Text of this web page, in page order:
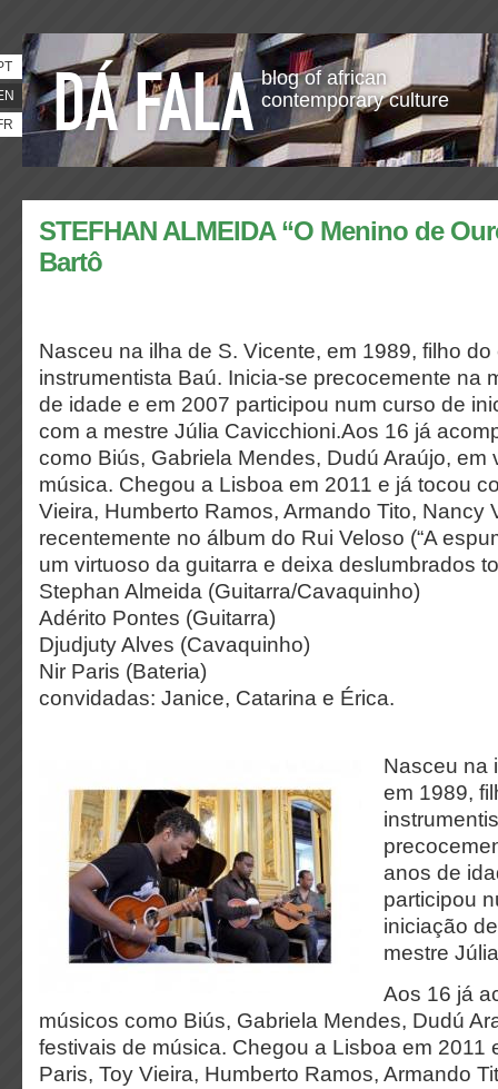
blog of african
contemporary culture
STEFHAN ALMEIDA “O Menino de
Bartô
Nasceu na ilha de S. Vicente, em 1989, filho do
instrumentista Baú. Inicia-se precocemente na
de idade e em 2007 participou num curso de
com a mestre Júlia Cavicchioni.Aos 16 já
como Biús, Gabriela Mendes, Dudú Araújo, em
música. Chegou a Lisboa em 2011 e já tocou
Vieira, Humberto Ramos, Armando Tito, Nancy
recentemente no álbum do Rui Veloso (“A
um virtuoso da guitarra e deixa deslumbrados
Stephan Almeida (Guitarra/Cavaquinho)
Adérito Pontes (Guitarra)
Djudjuty Alves (Cavaquinho)
Nir Paris (Bateria)
convidadas: Janice, Catarina e Érica.
Nasceu na
em 1989,
anos de
participou
iniciação
mestre
Aos 16 já
músicos como Biús, Gabriela Mendes, Dudú
festivais de música. Chegou a Lisboa em 2011
Paris, Toy Vieira, Humberto Ramos, Armando